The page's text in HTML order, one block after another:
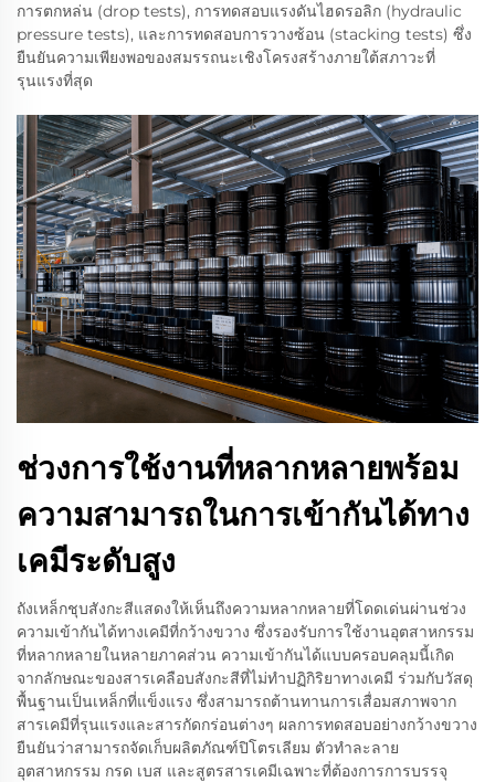
การตกหล่น (drop tests), การทดสอบแรงดันไฮดรอลิก (hydraulic
pressure tests), และการทดสอบการวางซ้อน (stacking tests) ซึ่ง
ยืนยันความเพียงพอของสมรรถนะเชิงโครงสร้างภายใต้สภาวะที่
รุนแรงที่สุด
ช่วงการใช้งานที่หลากหลายพร้อม
ความสามารถในการเข้ากันได้ทาง
เคมีระดับสูง
ถังเหล็กชุบสังกะสีแสดงให้เห็นถึงความหลากหลายที่โดดเด่นผ่านช่วง
ความเข้ากันได้ทางเคมีที่กว้างขวาง ซึ่งรองรับการใช้งานอุตสาหกรรม
ที่หลากหลายในหลายภาคส่วน ความเข้ากันได้แบบครอบคลุมนี้เกิด
จากลักษณะของสารเคลือบสังกะสีที่ไม่ทำปฏิกิริยาทางเคมี ร่วมกับวัสดุ
พื้นฐานเป็นเหล็กที่แข็งแรง ซึ่งสามารถต้านทานการเสื่อมสภาพจาก
สารเคมีที่รุนแรงและสารกัดกร่อนต่างๆ ผลการทดสอบอย่างกว้างขวาง
ยืนยันว่าสามารถจัดเก็บผลิตภัณฑ์ปิโตรเลียม ตัวทำละลาย
อุตสาหกรรม กรด เบส และสูตรสารเคมีเฉพาะที่ต้องการการบรรจุ